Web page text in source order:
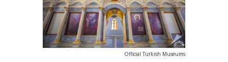
Official Turkish Museums